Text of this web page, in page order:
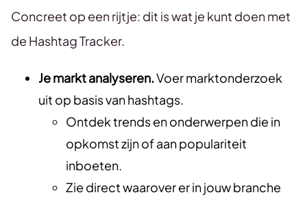
Concreet op een rijtje: dit is wat je kunt doen met
de Hashtag Tracker.
Je markt analyseren.Voer marktonderzoek
uit op basis van hashtags.
Ontdek trends en onderwerpen die in
opkomst zijn of aan populariteit
inboeten.
Zie direct waarover er in jouw branche